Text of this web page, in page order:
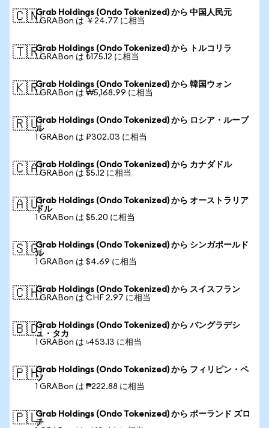
🇨🇳Grab Holdings (Ondo Tokenized) から 中国人民元
1 GRABon は ￥24.77 に相当
🇹🇷Grab Holdings (Ondo Tokenized) から トルコリラ
1 GRABon は ₺175.12 に相当
🇰🇷Grab Holdings (Ondo Tokenized) から 韓国ウォン
1 GRABon は ₩5,168.99 に相当
🇷🇺Grab Holdings (Ondo Tokenized) から ロシア・ルーブ
ル
1 GRABon は ₽302.03 に相当
🇨🇦Grab Holdings (Ondo Tokenized) から カナダドル
1 GRABon は $5.12 に相当
🇦🇺Grab Holdings (Ondo Tokenized) から オーストラリア
ドル
1 GRABon は $5.20 に相当
🇸🇬Grab Holdings (Ondo Tokenized) から シンガポールド
ル
1 GRABon は $4.69 に相当
🇨🇭Grab Holdings (Ondo Tokenized) から スイスフラン
1 GRABon は CHF 2.97 に相当
🇧🇩Grab Holdings (Ondo Tokenized) から バングラデシ
ュ・タカ
1 GRABon は ৳453.13 に相当
🇵🇭Grab Holdings (Ondo Tokenized) から フィリピン・ペ
ソ
1 GRABon は ₱222.88 に相当
🇵🇱Grab Holdings (Ondo Tokenized) から ポーランド ズロ
チ